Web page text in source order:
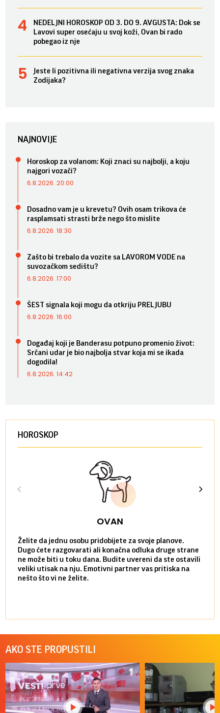
NEDELJNI HOROSKOP OD 3. DO 9. AVGUSTA: Dok se
Lavovi super osećaju u svoj koži, Ovan bi rado
pobegao iz nje
Jeste li pozitivna ili negativna verzija svog znaka
Zodijaka?
NAJNOVIJE
Horoskop za volanom: Koji znaci su najbolji, a koju
najgori vozači?
6.8.2026. 20:00
Dosadno vam je u krevetu? Ovih osam trikova će
rasplamsati strasti brže nego što mislite
6.8.2026. 18:30
Zašto bi trebalo da vozite sa LAVOROM VODE na
suvozačkom sedištu?
6.8.2026. 17:00
ŠEST signala koji mogu da otkriju PRELJUBU
6.8.2026. 16:00
Događaj koji je Banderasu potpuno promenio život:
Srčani udar je bio najbolja stvar koja mi se ikada
dogodila!
6.8.2026. 14:42
HOROSKOP
OVAN
Želite da jednu osobu pridobijete za svoje planove.
Dugo ćete razgovarati ali konačna odluka druge strane
ne može biti u toku dana. Budite uvereni da ste ostavili
veliki utisak na nju. Emotivni partner vas pritiska na
nešto što vi ne želite.
AKO STE PROPUSTILI